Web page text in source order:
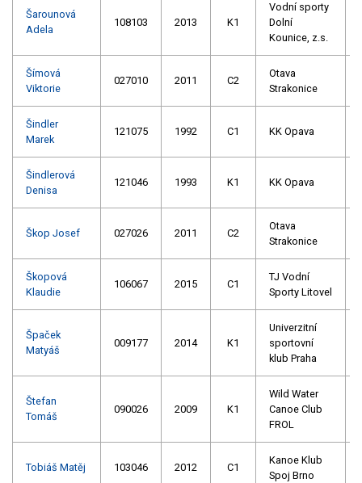
Šarounová
Adela
108103 2013 K1
Vodní sporty
Dolní
Kounice, z.s.
Šímová
Viktorie
027010 2011 C2
Otava
Strakonice
Šindler
Marek
121075 1992 C1 KK Opava
Šindlerová
Denisa
121046 1993 K1 KK Opava
Škop Josef 027026 2011 C2
Otava
Strakonice
Škopová
Klaudie
106067 2015 C1
TJ Vodní
Sporty Litovel
Špaček
Matyáš
009177 2014 K1
Univerzitní
sportovní
klub Praha
Štefan
Tomáš
090026 2009 K1
Wild Water
Canoe Club
FROL
Tobiáš Matěj 103046 2012 C1
Kanoe Klub
Spoj Brno